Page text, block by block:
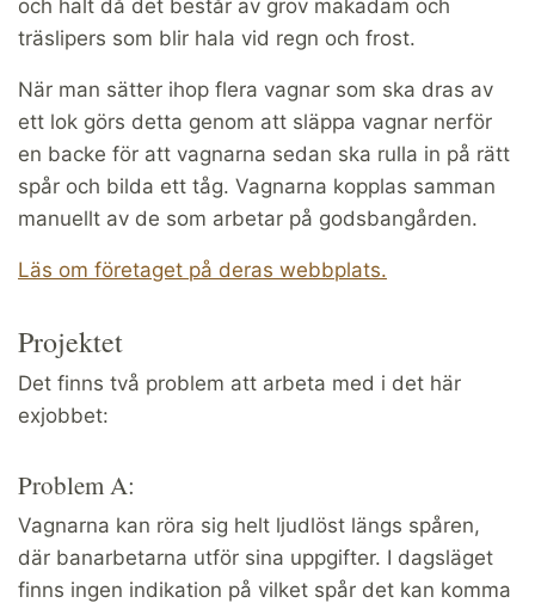
och halt då det består av grov makadam och
träslipers som blir hala vid regn och frost.
När man sätter ihop flera vagnar som ska dras av
ett lok görs detta genom att släppa vagnar nerför
en backe för att vagnarna sedan ska rulla in på rätt
spår och bilda ett tåg. Vagnarna kopplas samman
manuellt av de som arbetar på godsbangården.
Läs om företaget på deras webbplats.
Projektet
Det finns två problem att arbeta med i det här
exjobbet:
Problem A:
Vagnarna kan röra sig helt ljudlöst längs spåren,
där banarbetarna utför sina uppgifter. I dagsläget
finns ingen indikation på vilket spår det kan komma